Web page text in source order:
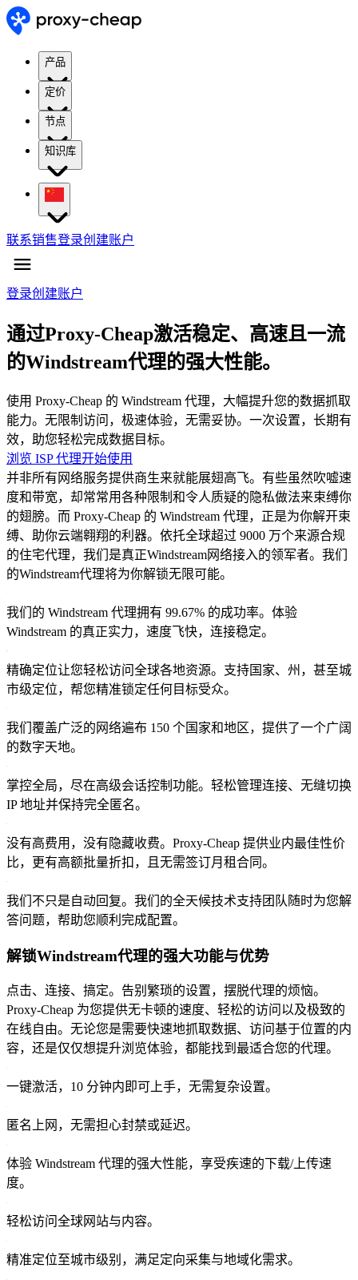
产品
定价
节点
知识库
联系销售登录创建账户
登录创建账户
通过Proxy-Cheap激活稳定、高速且一流
的Windstream代理的强大性能。
使用 Proxy-Cheap 的 Windstream 代理，大幅提升您的数据抓取
能力。无限制访问，极速体验，无需妥协。一次设置，长期有
效，助您轻松完成数据目标。
浏览 ISP 代理开始使用
并非所有网络服务提供商生来就能展翅高飞。有些虽然吹嘘速
度和带宽，却常常用各种限制和令人质疑的隐私做法来束缚你
的翅膀。而 Proxy-Cheap 的 Windstream 代理，正是为你解开束
缚、助你云端翱翔的利器。依托全球超过 9000 万个来源合规
的住宅代理，我们是真正Windstream网络接入的领军者。我们
的Windstream代理将为你解锁无限可能。
我们的 Windstream 代理拥有 99.67% 的成功率。体验
Windstream 的真正实力，速度飞快，连接稳定。
精确定位让您轻松访问全球各地资源。支持国家、州，甚至城
市级定位，帮您精准锁定任何目标受众。
我们覆盖广泛的网络遍布 150 个国家和地区，提供了一个广阔
的数字天地。
掌控全局，尽在高级会话控制功能。轻松管理连接、无缝切换
IP 地址并保持完全匿名。
没有高费用，没有隐藏收费。Proxy-Cheap 提供业内最佳性价
比，更有高额批量折扣，且无需签订月租合同。
我们不只是自动回复。我们的全天候技术支持团队随时为您解
答问题，帮助您顺利完成配置。
解锁Windstream代理的强大功能与优势
点击、连接、搞定。告别繁琐的设置，摆脱代理的烦恼。
Proxy-Cheap 为您提供无卡顿的速度、轻松的访问以及极致的
在线自由。无论您是需要快速地抓取数据、访问基于位置的内
容，还是仅仅想提升浏览体验，都能找到最适合您的代理。
一键激活，10 分钟内即可上手，无需复杂设置。
匿名上网，无需担心封禁或延迟。
体验 Windstream 代理的强大性能，享受疾速的下载/上传速
度。
轻松访问全球网站与内容。
精准定位至城市级别，满足定向采集与地域化需求。